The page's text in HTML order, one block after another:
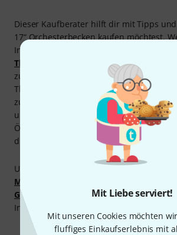
Mit Liebe serviert!
Mit unseren Cookies möchten
fluffiges Einkaufserlebnis mit
Dieser Kaufberater hilft dir mit Tipps
17“ Orchesterbecken kaufen möchtest.
Informationen haben wir für dich in
Thomann Ratgeber Orchesterschlagwerk
zusammengestellt. Und bei Fragen steht
Thomann Classic-Drums-Abteilung gerne
zur Seite, am Telefon unter 09546-9223-
unter
classicdrums@thomann.deund zu
Öffnungszeiten unter 09546-9223-66 im
du vereinbarst einen Rückruftermin.
Und natürlich gilt auch für
Money-Back-Garantie
Garantie
bietet lange und sorgenfreie
Instrument.